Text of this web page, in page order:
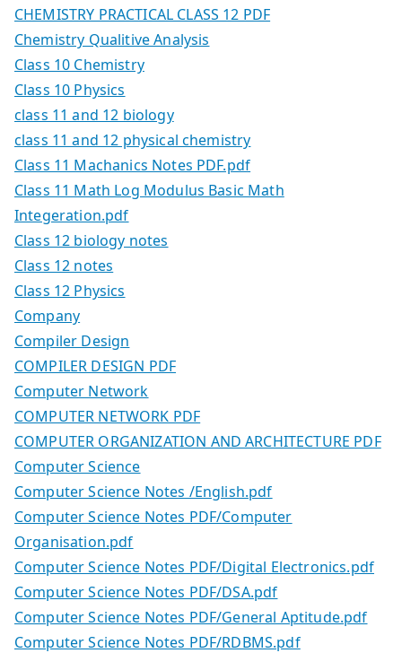
CHEMISTRY PRACTICAL CLASS 12 PDF
Chemistry Qualitive Analysis
Class 10 Chemistry
Class 10 Physics
class 11 and 12 biology
class 11 and 12 physical chemistry
Class 11 Machanics Notes PDF.pdf
Class 11 Math Log Modulus Basic Math
Integeration.pdf
Class 12 biology notes
Class 12 notes
Class 12 Physics
Company
Compiler Design
COMPILER DESIGN PDF
Computer Network
COMPUTER NETWORK PDF
COMPUTER ORGANIZATION AND ARCHITECTURE PDF
Computer Science
Computer Science Notes /English.pdf
Computer Science Notes PDF/Computer
Organisation.pdf
Computer Science Notes PDF/Digital Electronics.pdf
Computer Science Notes PDF/DSA.pdf
Computer Science Notes PDF/General Aptitude.pdf
Computer Science Notes PDF/RDBMS.pdf